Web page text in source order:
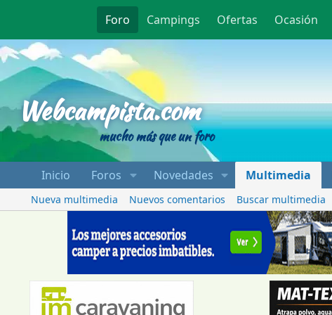
Foro Campings Ofertas Ocasión
Webcampista.com
mucho más que un foro
Inicio Foros Novedades Multimedia
Nueva multimedia Nuevos comentarios Buscar multimedia